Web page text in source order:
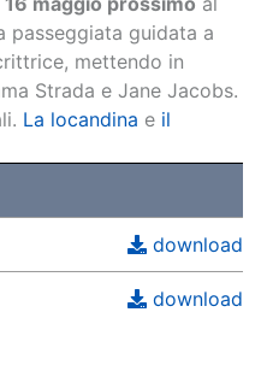
passeggiata guidata a
mettendo in
Strada e Jane Jacobs.
La locandina e il
download
download